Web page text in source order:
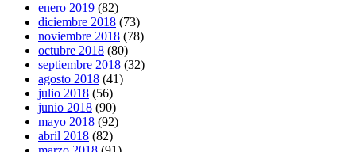
enero 2019 (82)
diciembre 2018 (73)
noviembre 2018 (78)
octubre 2018 (80)
septiembre 2018 (32)
agosto 2018 (41)
julio 2018 (56)
junio 2018 (90)
mayo 2018 (92)
abril 2018 (82)